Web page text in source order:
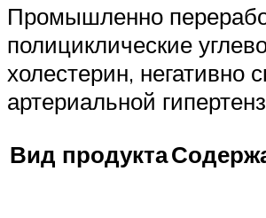
Промышленно
полициклические
холестерин, негативно
артериальной
Вид продукта